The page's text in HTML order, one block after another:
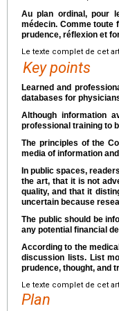
Au plan ordinal, pour
médecin. Comme toute
prudence, réflexion et
Le texte complet de cet
Key points
Learned and
databases for
Although information
professional training to
The principles of the
media of information
In public spaces,
the art, that it is not
quality, and that it
uncertain because
The public should be
any potential financial
According to the
discussion lists. List
prudence, thought, and
Le texte complet de cet
Plan